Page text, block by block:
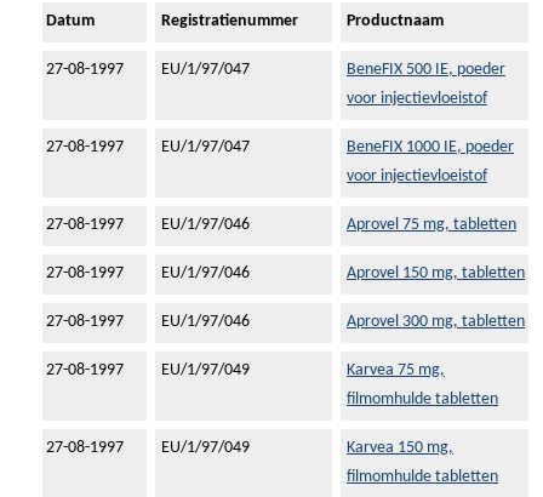
Datum Registratienummer Productnaam
27-08-1997 EU/1/97/047
BeneFIX 500 IE, poeder
voor injectievloeistof
27-08-1997 EU/1/97/047
BeneFIX 1000 IE, poeder
voor injectievloeistof
27-08-1997 EU/1/97/046 Aprovel 75 mg, tabletten
27-08-1997 EU/1/97/046 Aprovel 150 mg, tabletten
27-08-1997 EU/1/97/046 Aprovel 300 mg, tabletten
27-08-1997 EU/1/97/049
Karvea 75 mg,
filmomhulde tabletten
27-08-1997 EU/1/97/049
Karvea 150 mg,
filmomhulde tabletten